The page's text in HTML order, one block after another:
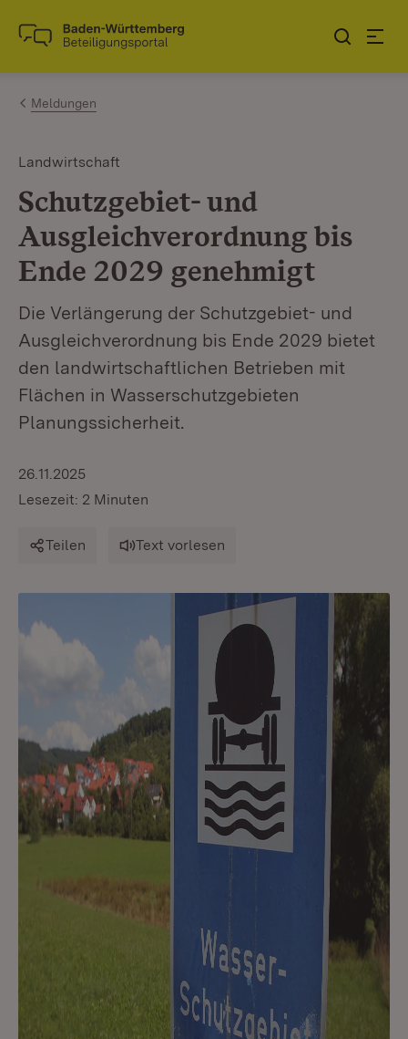
Zum Inhalt springen
Link zur Startseite
Meldungen
Landwirtschaft
Schutzgebiet- und
Ausgleichverordnung bis
Ende 2029 genehmigt
Die Verlängerung der Schutzgebiet- und
Ausgleichverordnung bis Ende 2029 bietet
den landwirtschaftlichen Betrieben mit
Flächen in Wasserschutzgebieten
Planungssicherheit.
26.11.2025
Lesezeit: 2 Minuten
Teilen Text vorlesen